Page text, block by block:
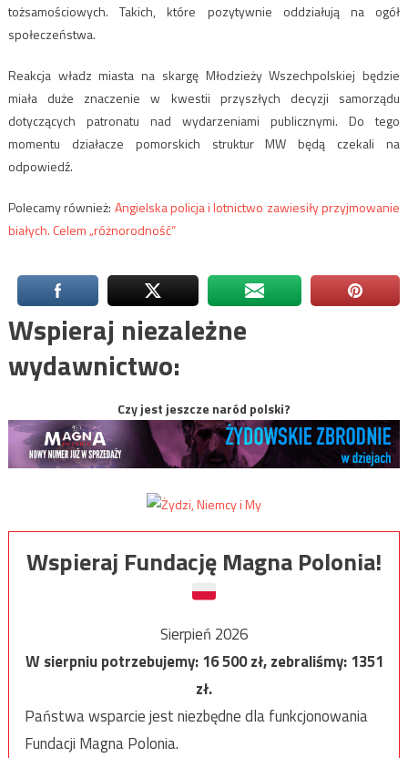
tożsamościowych. Takich, które pozytywnie oddziałują na ogół
społeczeństwa.
Reakcja władz miasta na skargę Młodzieży Wszechpolskiej będzie
miała duże znaczenie w kwestii przyszłych decyzji samorządu
dotyczących patronatu nad wydarzeniami publicznymi. Do tego
momentu działacze pomorskich struktur MW będą czekali na
odpowiedź.
Polecamy również: Angielska policja i lotnictwo zawiesiły przyjmowanie
białych. Celem „różnorodność”
Wspieraj niezależne
wydawnictwo:
Czy jest jeszcze naród polski?
Wspieraj Fundację Magna Polonia!
Sierpień 2026
W sierpniu potrzebujemy:16 500zł, zebraliśmy:1351
zł.
Państwa wsparcie jest niezbędne dla funkcjonowania
Fundacji Magna Polonia.